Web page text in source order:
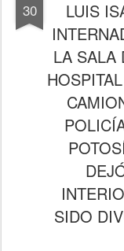
30
LUIS
LA SALA
SIDO